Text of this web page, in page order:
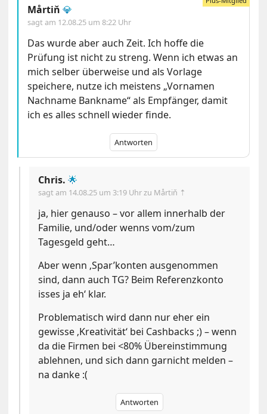
Mårtiň 💎
sagt am 12.08.25 um 8:22 Uhr
Das wurde aber auch Zeit. Ich hoffe die
Prüfung ist nicht zu streng. Wenn ich etwas an
mich selber überweise und als Vorlage
speichere, nutze ich meistens „Vornamen
Nachname Bankname“ als Empfänger, damit
ich es alles schnell wieder finde.
Antworten
Chris. 🌟
sagt am 14.08.25 um 3:19 Uhrzu Mårtiň ⇡
ja, hier genauso – vor allem innerhalb der
Familie, und/oder wenns vom/zum
Tagesgeld geht…
Aber wenn ‚Spar’konten ausgenommen
sind, dann auch TG? Beim Referenzkonto
isses ja eh‘ klar.
Problematisch wird dann nur eher ein
gewisse ‚Kreativität‘ bei Cashbacks ;) – wenn
da die Firmen bei <80% Übereinstimmung
ablehnen, und sich dann garnicht melden –
na danke :(
Antworten